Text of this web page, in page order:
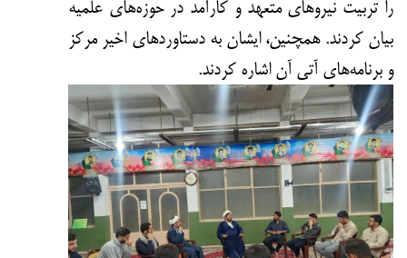
را تربیت نیروهای متعهد و کارآمد در حوزه‌های علمیه
بیان کردند. همچنین، ایشان به دستاوردهای اخیر مرکز
و برنامه‌های آتی آن اشاره کردند.